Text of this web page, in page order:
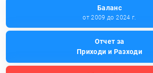
Баланс
от 2009 до 2024 г.
Отчет за
Приходи и Разходи